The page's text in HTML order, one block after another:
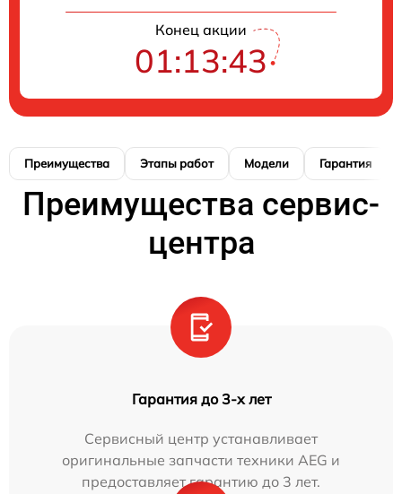
Конец акции
01:13:42
Преимущества Этапы работ Модели Гарантия
Преимущества сервис-
центра
Гарантия до 3-х лет
Сервисный центр устанавливает
оригинальные запчасти техники AEG и
предоставляет гарантию до 3 лет.